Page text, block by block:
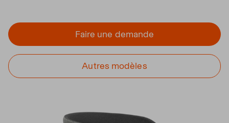
Faire une demande
Autres modèles